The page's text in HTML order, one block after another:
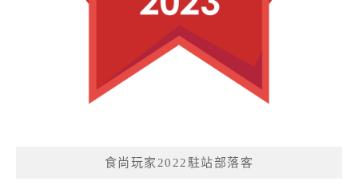
食尚玩家2022駐站部落客